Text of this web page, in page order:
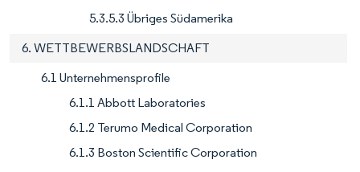
5.3.5.3 Übriges Südamerika
6. WETTBEWERBSLANDSCHAFT
6.1 Unternehmensprofile
6.1.1 Abbott Laboratories
6.1.2 Terumo Medical Corporation
6.1.3 Boston Scientific Corporation